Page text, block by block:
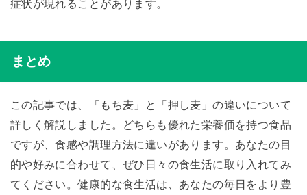
症状が現れることがあります。
まとめ
この記事では、「もち麦」と「押し麦」の違いについて
詳しく解説しました。どちらも優れた栄養価を持つ食品
ですが、食感や調理方法に違いがあります。あなたの目
的や好みに合わせて、ぜひ日々の食生活に取り入れてみ
てください。健康的な食生活は、あなたの毎日をより豊